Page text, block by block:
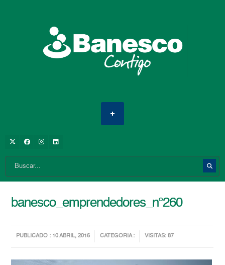
banesco_emprendedores_n°260
PUBLICADO : 10 ABRIL, 2016 CATEGORIA : VISITAS: 87